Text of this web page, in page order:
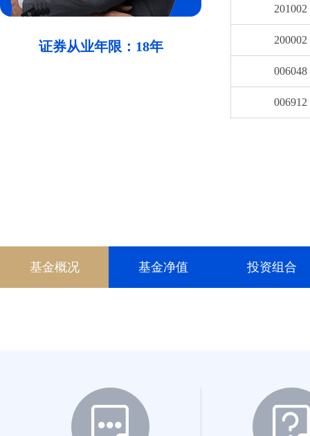
证券从业年限：18年
201002
200002
006048
006912
020181
024148
基金概况 基金净值 投资组合